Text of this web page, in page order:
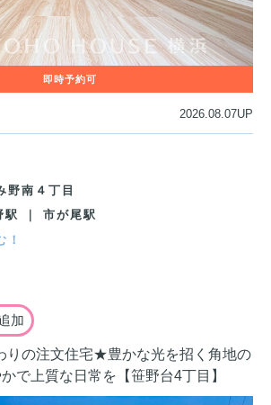
2026.08.07UP
野南４丁目
駅 ｜ 市が尾駅
！
加
りの注文住宅★豊かな光を招く角地の
で上質な日常を【笹野台4丁目】